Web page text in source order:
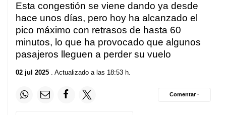
Esta congestión se viene dando ya desde
hace unos días, pero hoy ha alcanzado el
pico máximo con retrasos de hasta 60
minutos, lo que ha provocado que algunos
pasajeros lleguen a perder su vuelo
02 jul 2025 . Actualizado a las 18:53 h.
Comentar ·